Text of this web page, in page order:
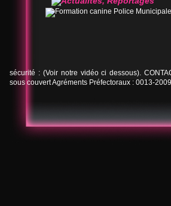
sécurité : (Voir notre vidéo ci dessous).
sous couvert Agréments Préfectoraux : 0013-